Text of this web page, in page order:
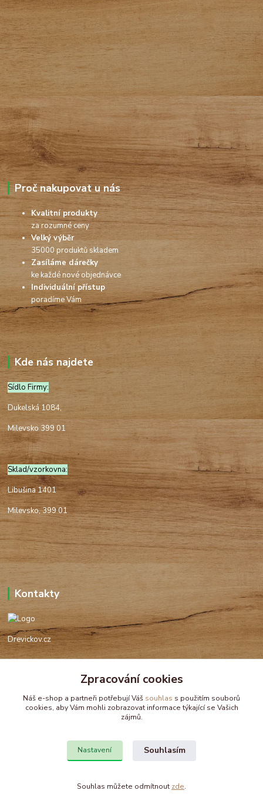
Proč nakupovat u nás
Kvalitní produkty
za rozumné ceny
Velký výběr
35000 produktů skladem
Zasíláme dárečky
ke každé nové objednávce
Individuální přístup
poradíme Vám
Kde nás najdete
Sídlo Firmy:
Dukelská 1084,
Milevsko 399 01
Sklad/vzorkovna:
Libušina 1401
Milevsko, 399 01
Kontakty
Drevickov.cz
+420 732 488 676
drevickov@drevickov.cz, info@drevickov.cz
Zpracování cookies
Náš e-shop a partneři potřebují Váš souhlas s použitím souborů
cookies, aby Vám mohli zobrazovat informace týkající se Vašich
zájmů.
Nastavení Souhlasím
Souhlas můžete odmítnout zde.